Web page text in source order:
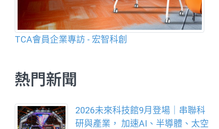
TCA會員企業專訪 - 宏智科創
熱門新聞
2026未來科技館9月登場｜串聯科
研與產業， 加速AI、半導體、太空